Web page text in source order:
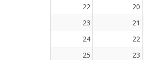
22
20
23
21
24
22
25
23